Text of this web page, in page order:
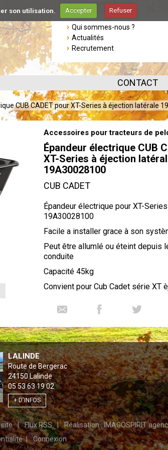
son utilisation. Accepter Refuser
Qui sommes-nous ?
Actualités
Recrutement
CONTACT
CUB CADET pour XT-Series à éjection latérale
Accessoires pour tracteurs de
Épandeur électrique CUB
XT-Series à éjection
19A30028100
CUB CADET
Épandeur électrique pour XT-
19A30028100
Facile a installer grace à son
Peut être allumlé ou éteint depuis
conduite
Capacité 45kg
Convient pour Cub Cadet série XT
LALINDE
Route de Bergerac
24150 Lalinde
05 53 63 19 02
+ D'INFOS
site Flux RSS Réalisation :IMAGOSPIRIT
Connexion